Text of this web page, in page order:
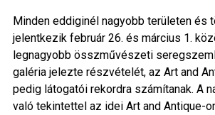
Minden eddiginél nagyobb területen és
jelentkezik február 26. és március 1.
legnagyobb összművészeti
galéria jelezte részvételét, az Art and
pedig látogatói rekordra számítanak. A
való tekintettel az idei Art and Antique-